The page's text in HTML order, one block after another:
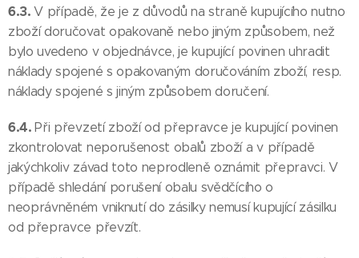
6.3.V případě, že je z důvodů na straně kupujícího nutno
zboží doručovat opakovaně nebo jiným způsobem, než
bylo uvedeno v objednávce, je kupující povinen uhradit
náklady spojené s opakovaným doručováním zboží, resp.
náklady spojené s jiným způsobem doručení.
6.4.Při převzetí zboží od přepravce je kupující povinen
zkontrolovat neporušenost obalů zboží a v případě
jakýchkoliv závad toto neprodleně oznámit přepravci. V
případě shledání porušení obalu svědčícího o
neoprávněném vniknutí do zásilky nemusí kupující zásilku
od přepravce převzít.